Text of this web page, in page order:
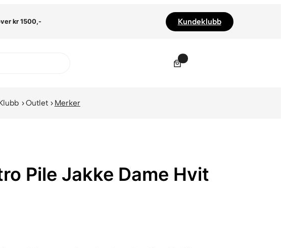
kr 1500,- Kundeklubb
Outlet Merker
Pile Jakke Dame Hvit